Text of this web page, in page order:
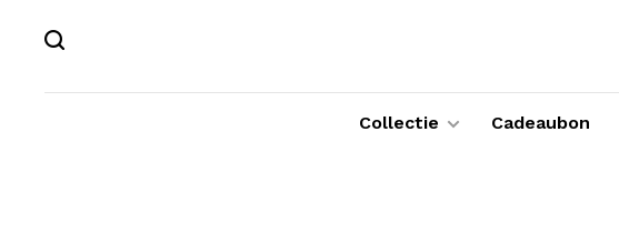
Collectie Cadeaubon